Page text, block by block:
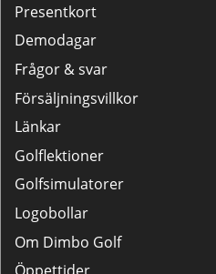
Presentkort
Demodagar
Frågor & svar
Försäljningsvillkor
Länkar
Golflektioner
Golfsimulatorer
Logobollar
Om Dimbo Golf